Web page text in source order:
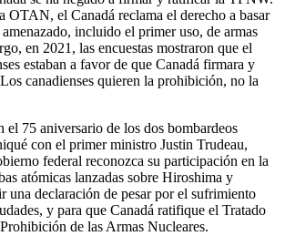
OTAN, el Canadá reclama el derecho a basar
incluido el primer uso, de armas
en 2021, las encuestas mostraron que el
estaban a favor de que Canadá firmara y
canadienses quieren la prohibición, no la
el 75 aniversario de los dos bombardeos
con el primer ministro Justin Trudeau,
federal reconozca su participación en la
atómicas lanzadas sobre Hiroshima y
una declaración de pesar por el sufrimiento
y para que Canadá ratifique el Tratado
de las Armas Nucleares.